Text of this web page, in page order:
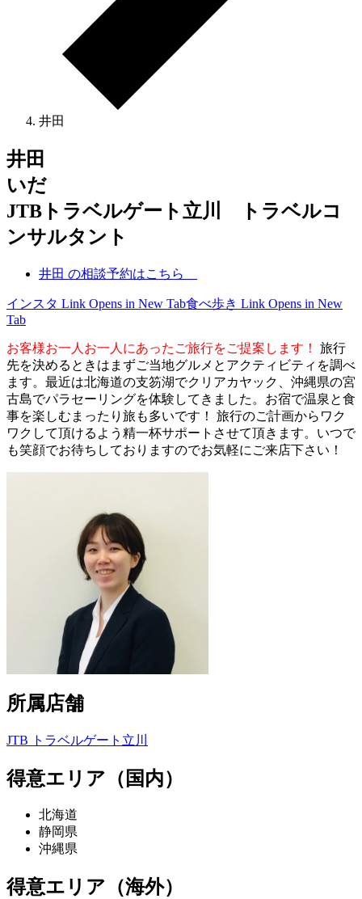
井田
井田
いだ
JTBトラベルゲート立川 トラベルコ
ンサルタント
井田 の相談予約はこちら
インスタ Link Opens in New Tab食べ歩き Link Opens in New
Tab
お客様お一人お一人にあったご旅行をご提案します！
旅行
先を決めるときはまずご当地グルメとアクティビティを調べ
ます。最近は北海道の支笏湖でクリアカヤック、沖縄県の宮
古島でパラセーリングを体験してきました。お宿で温泉と食
事を楽しむまったり旅も多いです！ 旅行のご計画からワク
ワクして頂けるよう精一杯サポートさせて頂きます。いつで
も笑顔でお待ちしておりますのでお気軽にご来店下さい！
所属店舗
JTB トラベルゲート立川
得意エリア（国内）
北海道
静岡県
沖縄県
得意エリア（海外）